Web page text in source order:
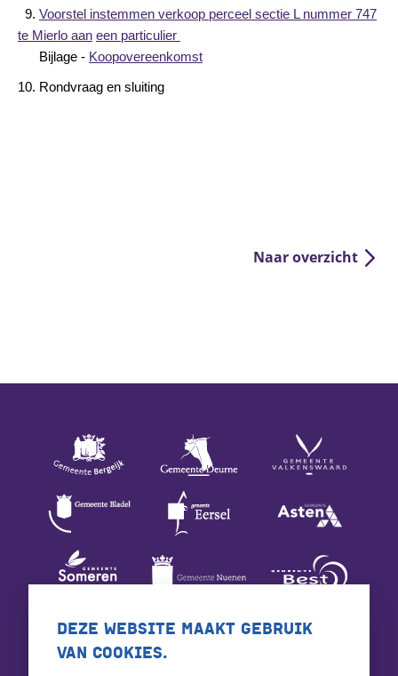
9. Voorstel instemmen verkoop perceel sectie L nummer 747
te Mierlo aan een particulier
Bijlage - Koopovereenkomst
10. Rondvraag en sluiting
Naar overzicht
DEZE WEBSITE MAAKT GEBRUIK
VAN COOKIES.